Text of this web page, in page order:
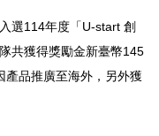
選114年度「U-start 創
共獲得獎勵金新臺幣145
產品推廣至海外，另外獲